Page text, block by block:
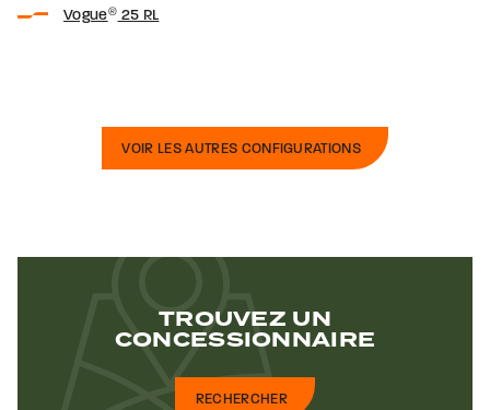
Vogue® 25 RL
VOIR LES AUTRES CONFIGURATIONS
TROUVEZ UN
CONCESSIONNAIRE
RECHERCHER